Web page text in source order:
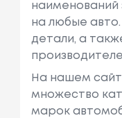
наименований
на любые
детали, а
На нашем
множество
марок